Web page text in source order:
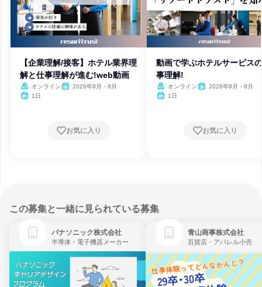
【企業理解/接客】ホテル業界理
解と仕事理解が進む!web動画
オンライン
2026年8月・9月
1日
お気に入り
動画で学ぶホテルサービス
事理解!
オンライン
2026年8月・9月
1日
お気に入り
この募集と一緒に見られている募集
パナソニック株式会社
半導体・電子機器メーカー
青山商事株式会社
百貨店・アパレル小売